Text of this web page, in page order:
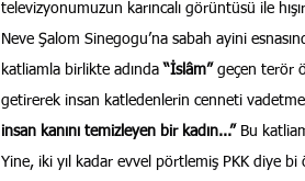
televizyonumuzun karıncalı görüntüsü ile
Neve Şalom Sinegogu’na sabah ayini
katliamla birlikte adında “İslâm” geçen terör
getirerek insan katledenlerin cenneti
insan kanını temizleyen bir kadın...” Bu
Yine, iki yıl kadar evvel pörtlemiş PKK diye